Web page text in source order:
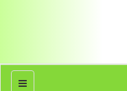
منو